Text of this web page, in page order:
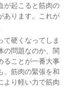
が起こると筋肉の
あります。これが
硬くなってしま
の問題なのか、関
ることが一番大事
、筋肉の緊張を和
より軽い力で筋肉